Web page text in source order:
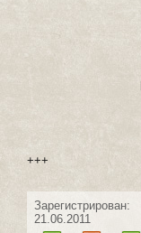
+++
Зарегистрирован:
21.06.2011